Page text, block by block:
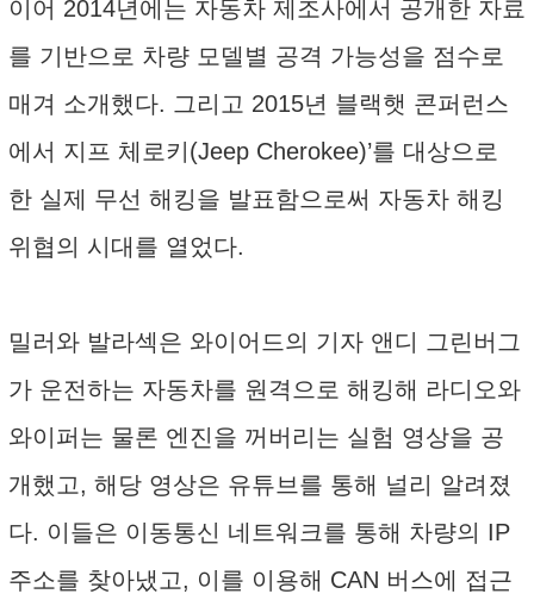
이어 2014년에는 자동차 제조사에서 공개한 자료
를 기반으로 차량 모델별 공격 가능성을 점수로
매겨 소개했다. 그리고 2015년 블랙햇 콘퍼런스
에서 지프 체로키(Jeep Cherokee)’를 대상으로
한 실제 무선 해킹을 발표함으로써 자동차 해킹
위협의 시대를 열었다.
밀러와 발라섹은 와이어드의 기자 앤디 그린버그
가 운전하는 자동차를 원격으로 해킹해 라디오와
와이퍼는 물론 엔진을 꺼버리는 실험 영상을 공
개했고, 해당 영상은 유튜브를 통해 널리 알려졌
다. 이들은 이동통신 네트워크를 통해 차량의 IP
주소를 찾아냈고, 이를 이용해 CAN 버스에 접근